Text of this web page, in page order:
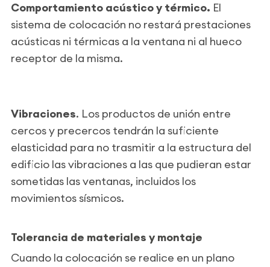
Comportamiento acústico y térmico. El
sistema de colocación no restará prestaciones
acústicas ni térmicas a la ventana ni al hueco
receptor de la misma.
Vibraciones. Los productos de unión entre
cercos y precercos tendrán la suficiente
elasticidad para no trasmitir a la estructura del
edificio las vibraciones a las que pudieran estar
sometidas las ventanas, incluidos los
movimientos sísmicos.
Tolerancia de materiales y montaje
Cuando la colocación se realice en un plano